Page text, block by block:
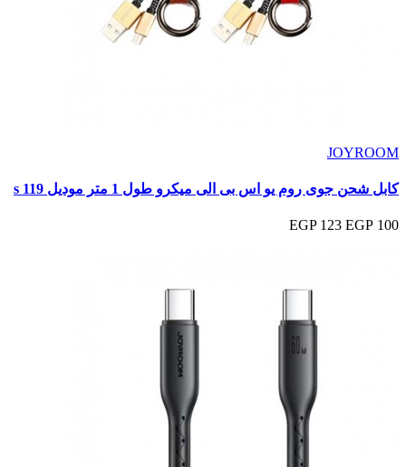
JOYROOM
كابل شحن جوى روم يو اس بى الى ميكرو طول 1 متر موديل s 119
100 EGP
123 EGP